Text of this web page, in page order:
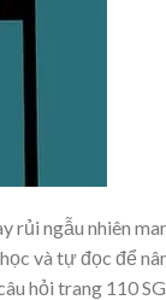
rủi ngẫu nhiên
và tự đọc để
hỏi trang 110